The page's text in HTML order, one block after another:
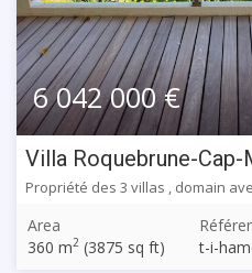
6 042 000 €
Villa Roquebrune-Cap-
Propriété des 3 villas , domain
Area
360 m2 (3875 sq ft)
t-i-